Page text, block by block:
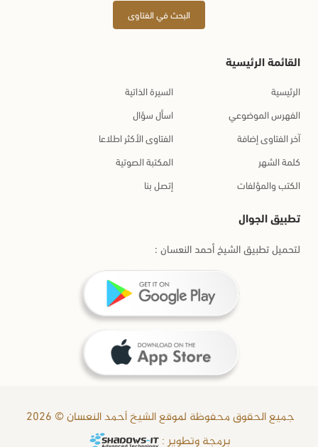
البحث في الفتاوى
القائمة الرئيسية
الرئيسية
السيرة الذاتية
الفهرس الموضوعي
اسأل سؤال
آخر الفتاوى إضافة
الفتاوى الأكثر اطلاعا
كلمة الشهر
المكتبة الصوتية
الكتب والمؤلفات
إتصل بنا
تطبيق الجوال
لتحميل تطبيق الشيخ أحمد النعسان :
جميع الحقوق محفوظة لموقع الشيخ أحمد النعسان © 2026
برمجة وتطوير :